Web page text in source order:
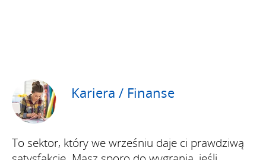
Kariera / Finanse
To sektor, który we wrześniu daje ci prawdziwą